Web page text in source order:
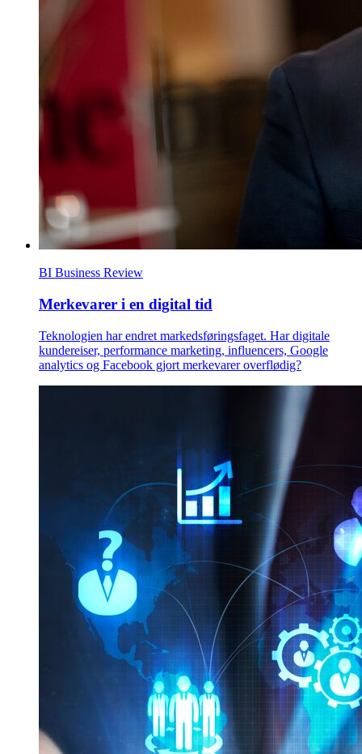
BI Business Review
Merkevarer i en digital tid
Teknologien har endret markedsføringsfaget. Har digitale
kundereiser, performance marketing, influencers, Google
analytics og Facebook gjort merkevarer overflødig?